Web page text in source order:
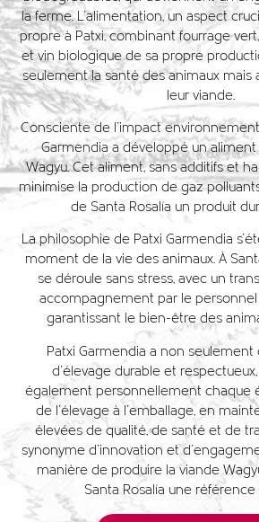
la ferme. L'alimentation, un aspect
propre à Patxi, combinant fourrage
et vin biologique de sa propre
seulement la santé des animaux mais
leur viande.
Consciente de l'impact
Garmendia a développé un aliment
Wagyu. Cet aliment, sans additifs et
minimise la production de gaz
de Santa Rosalía un produit
La philosophie de Patxi Garmendia
moment de la vie des animaux. À
se déroule sans stress, avec un
accompagnement par le personnel
garantissant le bien-être des
Patxi Garmendia a non
d'élevage durable et
également personnellement chaque
de l'élevage à l'emballage, en
élevées de qualité, de santé et de
synonyme d'innovation et
manière de produire la viande
Santa Rosalía une